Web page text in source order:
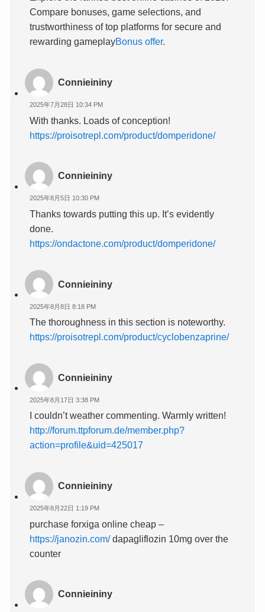
Compare bonuses, game selections, and
trustworthiness of top platforms for secure and
rewarding gameplayBonus offer.
Connieininy
2025年7月28日 10:34 PM
With thanks. Loads of conception!
https://proisotrepl.com/product/domperidone/
Connieininy
2025年8月5日 10:30 PM
Thanks towards putting this up. It’s evidently
done.
https://ondactone.com/product/domperidone/
Connieininy
2025年8月8日 8:18 PM
The thoroughness in this section is noteworthy.
https://proisotrepl.com/product/cyclobenzaprine/
Connieininy
2025年8月17日 3:38 PM
I couldn’t weather commenting. Warmly written!
http://forum.ttpforum.de/member.php?
action=profile&uid=425017
Connieininy
2025年8月22日 1:19 PM
purchase forxiga online cheap –
https://janozin.com/dapagliflozin 10mg over the
counter
Connieininy